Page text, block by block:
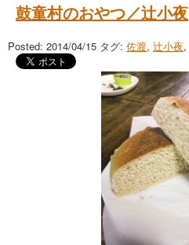
鼓童村のおやつ／辻小夜
Posted: 2014/04/15 タグ: 佐渡, 辻小夜,